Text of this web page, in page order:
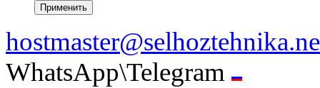
WhatsApp\Telegram